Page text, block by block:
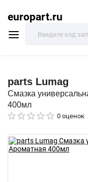
europart.ru
parts Lumag
Смазка
400мл
0 оценок